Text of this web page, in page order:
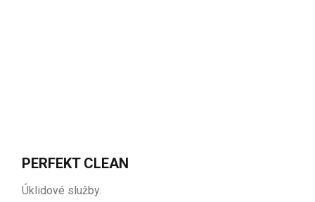
PERFEKT CLEAN
Úklidové služby.